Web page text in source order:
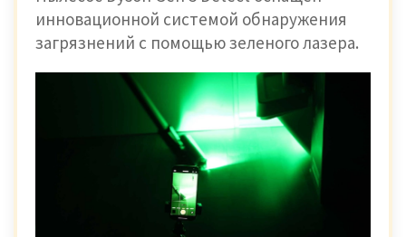
инновационной системой обнаружения
загрязнений с помощью зеленого лазера.